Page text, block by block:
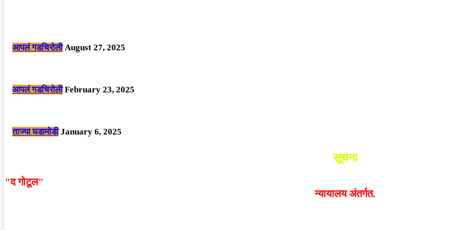
आपलं गडचिरोली August 27, 2025
आपलं गडचिरोली February 23, 2025
ताज्या घडामोडी January 6, 2025
सूचना
"द गोटूल"
न्यायालय अंतर्गत.